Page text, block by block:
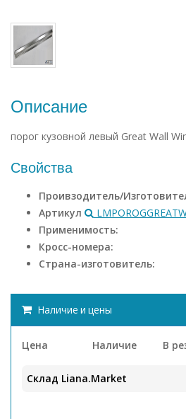
Описание
порог кузовной левый Great Wall
Свойства
Проивзодитель/
Артикул
Применимость:
Кросс-номера:
Страна-изготовитель:
Наличие и цены
Цена Наличие В
Склад Liana.Market